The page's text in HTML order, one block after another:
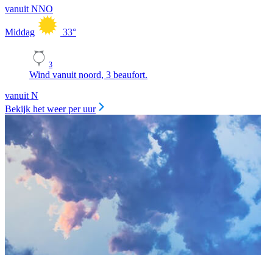
vanuit NNO
Middag 33°
3
Wind vanuit noord, 3 beaufort.
vanuit N
Bekijk het weer per uur